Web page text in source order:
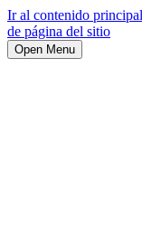
Ir al contenido principal
de página del sitio
Open Menu